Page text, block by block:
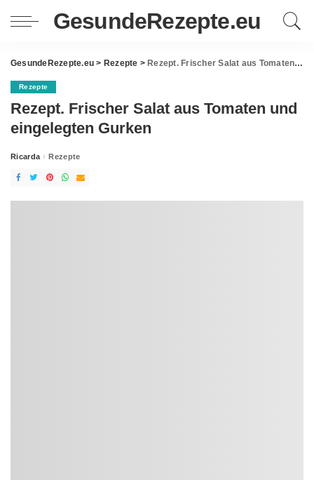
GesundeRezepte.eu
GesundeRezepte.eu > Rezepte > Rezept. Frischer Salat aus Tomaten und eingelegten Gurken
Rezepte
Rezept. Frischer Salat aus Tomaten und
eingelegten Gurken
Posted
Ricarda Rezepte